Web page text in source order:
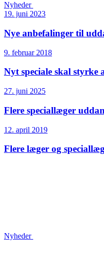
Nyheder
19. juni 2023
Nye anbefalinger til
9. februar 2018
Nyt speciale skal styrke
27. juni 2025
Flere speciallæger
12. april 2019
Flere læger og
Nyheder